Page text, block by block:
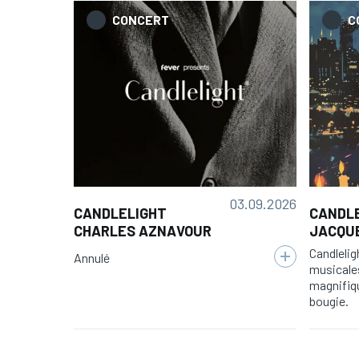
CONCERT
CANDLELIGHT
CHARLES AZNAVOUR
03.09.2026
Annulé
bougie.